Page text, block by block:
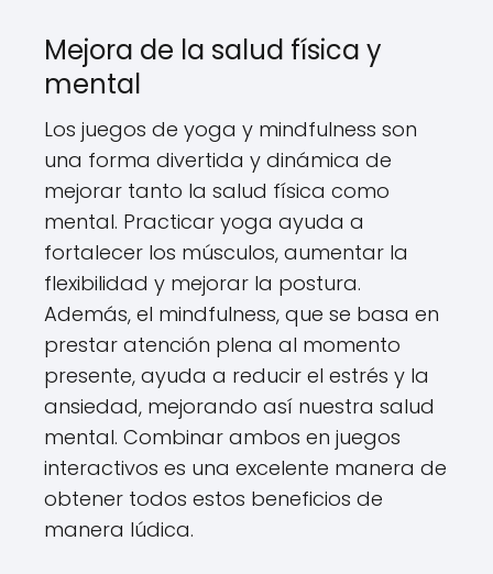
Mejora de la salud física y
mental
Los juegos de yoga y mindfulness son
una forma divertida y dinámica de
mejorar tanto la salud física como
mental. Practicar yoga ayuda a
fortalecer los músculos, aumentar la
flexibilidad y mejorar la postura.
Además, el mindfulness, que se basa en
prestar atención plena al momento
presente, ayuda a reducir el estrés y la
ansiedad, mejorando así nuestra salud
mental. Combinar ambos en juegos
interactivos es una excelente manera de
obtener todos estos beneficios de
manera lúdica.